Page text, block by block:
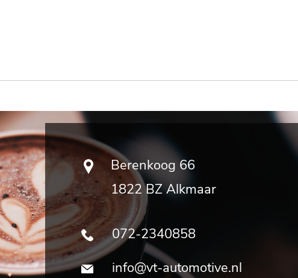
Berenkoog 66
1822 BZ Alkmaar
072-2340858
info@vt-automotive.nl